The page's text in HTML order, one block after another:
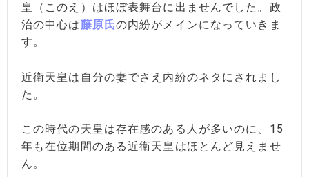
皇（このえ）はほぼ表舞台に出ませんでした。政
治の中心は藤原氏の内紛がメインになっていきま
す。
近衛天皇は自分の妻でさえ内紛のネタにされまし
た。
この時代の天皇は存在感のある人が多いのに、15
年も在位期間のある近衛天皇はほとんど見えませ
ん。